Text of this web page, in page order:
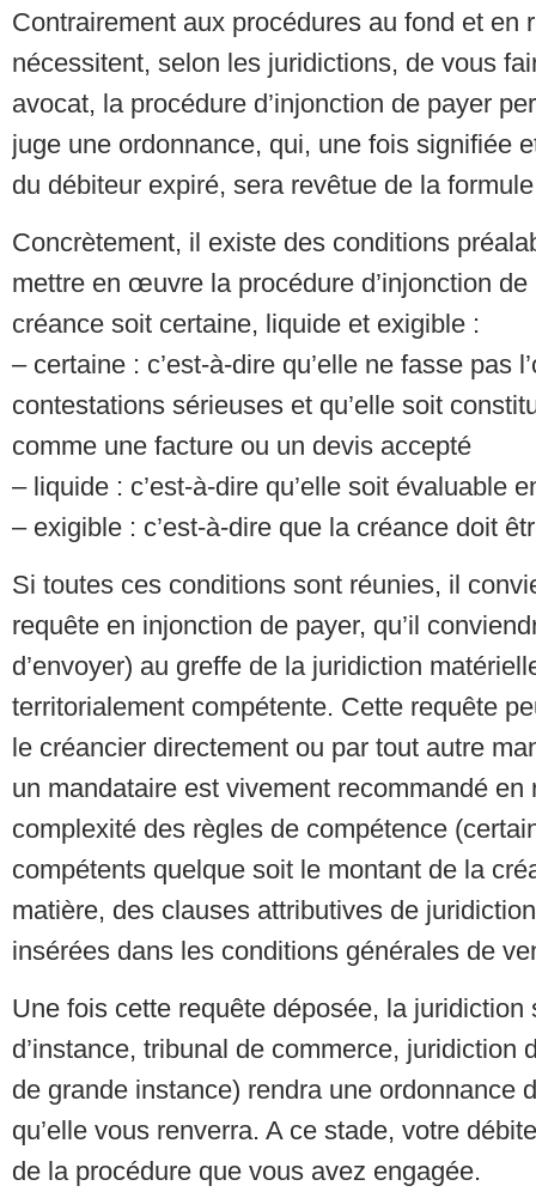
Contrairement aux procédures au fond et en
nécessitent, selon les juridictions, de vous
avocat, la procédure d’injonction de payer
juge une ordonnance, qui, une fois signifiée
du débiteur expiré, sera revêtue de la
Concrètement, il existe des conditions
mettre en œuvre la procédure d’injonction
créance soit certaine, liquide et exigible :
– certaine : c’est-à-dire qu’elle ne fasse pas
contestations sérieuses et qu’elle soit
comme une facture ou un devis accepté
– liquide : c’est-à-dire qu’elle soit évaluable
– exigible : c’est-à-dire que la créance doit
Si toutes ces conditions sont réunies, il
requête en injonction de payer, qu’il
d’envoyer) au greffe de la juridiction
territorialement compétente. Cette requête
le créancier directement ou par tout autre
un mandataire est vivement recommandé en
complexité des règles de compétence
compétents quelque soit le montant de la
matière, des clauses attributives de
insérées dans les conditions générales de
Une fois cette requête déposée, la juridiction
d’instance, tribunal de commerce, juridiction
de grande instance) rendra une ordonnance
qu’elle vous renverra. A ce stade, votre
de la procédure que vous avez engagée.